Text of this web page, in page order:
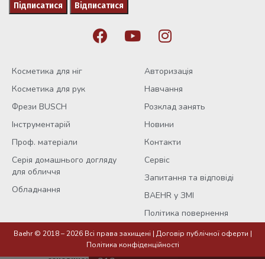
Косметика для ніг
Косметика для рук
Фрези BUSCH
Інструментарій
Проф. матеріали
Серія домашнього догляду
для обличчя
Обладнання
Авторизація
Навчання
Розклад занять
Новини
Контакти
Сервіс
Запитання та відповіді
BAEHR у ЗМІ
Політика повернення
Baehr © 2018 – 2026 Всі права захищені | Договір публічної оферти |
Політика конфіденційності
маслом
авокадо та